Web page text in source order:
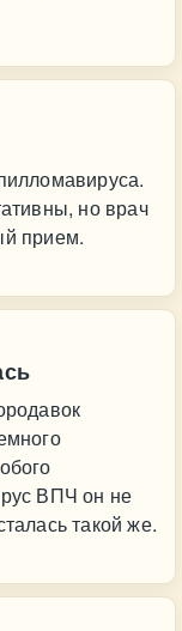
но врач
прием.
ВПЧ он не
такой же.